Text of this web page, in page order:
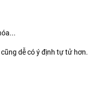
dễ có ý định tự tử hơn.